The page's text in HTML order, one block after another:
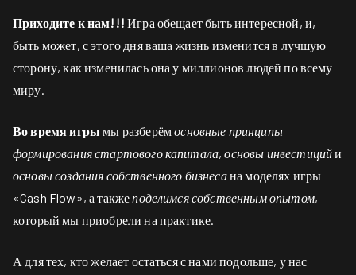
Приходите к нам!!!Игра обещает быть интересной, и,
быть может, с этого дня ваша жизнь изменится в лучшую
сторону, как изменилась она у миллионов людей по всему
миру.
Во время игры мы разберёмосновные принципы
формирования стартового капитала,основы инвестицийи
основы создания собственного бизнесана моделях игры
«Cash Flow», а такжеподелимся собственным опытом,
который мы приобрели на практике.
А для тех, кто желает остаться с нами подольше, у нас